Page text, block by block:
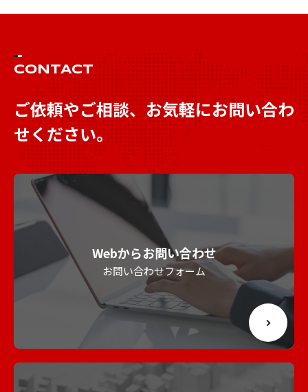
CONTACT
ご依頼やご相談、お気軽にお問い合わ
せください。
Webからお問い合わせ
お問い合わせフォーム